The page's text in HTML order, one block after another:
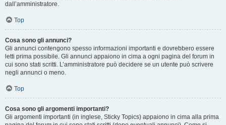
dall’amministratore.
Top
Cosa sono gli annunci?
Gli annunci contengono spesso informazioni importanti e dovrebbero essere
letti prima possibile. Gli annunci appaiono in cima a ogni pagina del forum in
cui sono stati scritti. L’amministratore può decidere se un utente può scrivere
negli annunci o meno.
Top
Cosa sono gli argomenti importanti?
Gli argomenti importanti (in inglese, Sticky Topics) appaiono in cima alla prima